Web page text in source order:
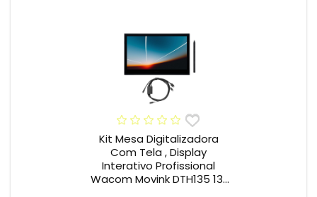
Kit Mesa Digitalizadora
Com Tela , Display
Interativo Profissional
Wacom Movink DTH135 13”